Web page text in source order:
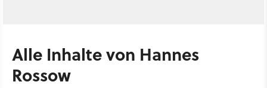
Alle Inhalte von Hannes
Rossow